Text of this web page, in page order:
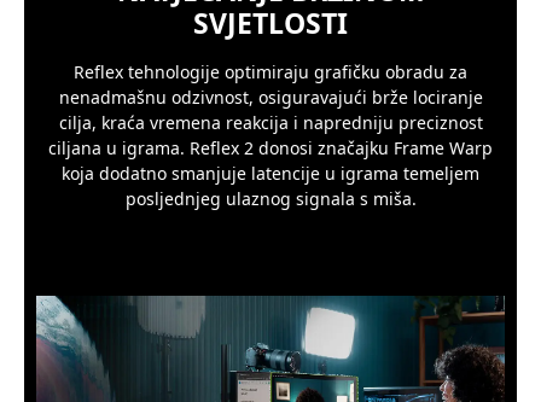
SVJETLOSTI
Reflex tehnologije optimiraju grafičku obradu za
nenadmašnu odzivnost, osiguravajući brže lociranje
cilja, kraća vremena reakcija i napredniju preciznost
ciljana u igrama. Reflex 2 donosi značajku Frame Warp
koja dodatno smanjuje latencije u igrama temeljem
posljednjeg ulaznog signala s miša.